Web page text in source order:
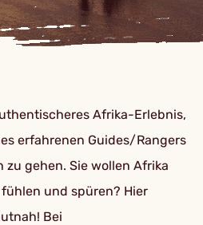
Afrika-Erlebnis,
erfahrenen Guides/Rangers
zu gehen. Sie wollen Afrika
und spüren? Hier
Bei